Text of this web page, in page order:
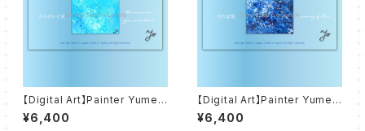
【Digital Art】Painter Yumen
o Works - Colletion of Blu
e - きみがいた夏 the summer
¥6,400
【Digital Art】Painter Yumen
o Works - Colletion of Blu
e - 青の記憶 memory of blu
¥6,400